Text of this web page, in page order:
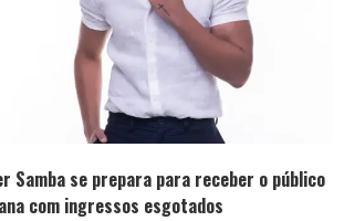
Samba se prepara para receber o público
com ingressos esgotados